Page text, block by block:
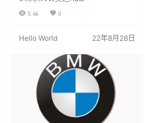
达 原厂电路图 本套资源：本站SVIP
和VIP都能下载自学钻研, 资源种类
荒则废！ 本站资源：都来之不易，
生活工作压力！有条件请支持购买
正版！ 特别提醒：仅限本站会员, 专
业技术无偿学…
5.4k 0
Hello World 22年8月28日